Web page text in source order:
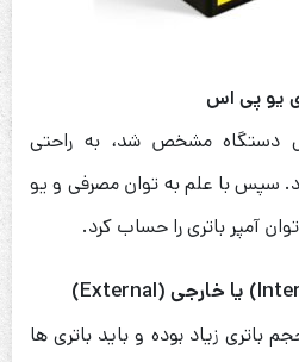
یو پی اس
دستگاه مشخص شد، به راحتی
سپس با علم به توان مصرفی و یو
آمپر باتری را حساب کرد.
باتری زیاد بوده و باید باتری ها